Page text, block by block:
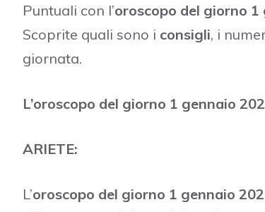
Puntuali con l’oroscopo del giorno 1
Scoprite quali sono i consigli, i
giornata.
L’oroscopo del giorno 1 gennaio
ARIETE:
L’oroscopo del giorno 1 gennaio